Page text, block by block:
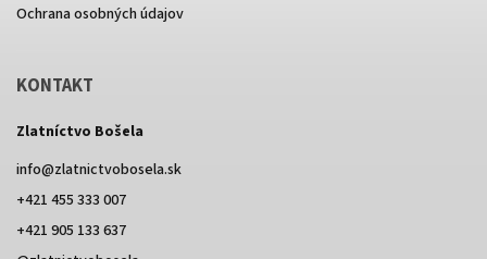
Ochrana osobných údajov
KONTAKT
Zlatníctvo Bošela
info@zlatnictvobosela.sk
+421 455 333 007
+421 905 133 637